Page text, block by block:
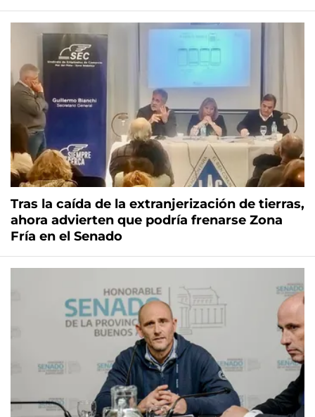
Tras la caída de la extranjerización de tierras,
ahora advierten que podría frenarse Zona
Fría en el Senado